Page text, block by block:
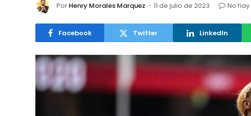
Por Henry Morales Marquez 11 de julio de 2023 No
Facebook Twitter LinkedIn